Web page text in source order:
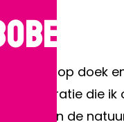
acryl op doek
de inspiratie die
in de